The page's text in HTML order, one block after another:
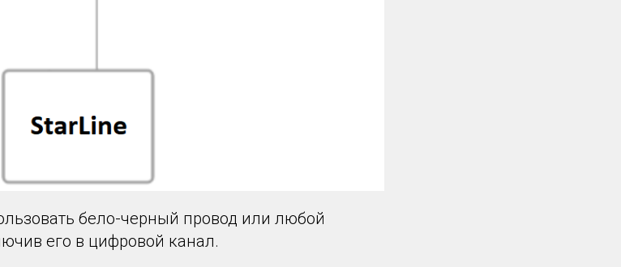
бело-черный провод или любой
его в цифровой канал.